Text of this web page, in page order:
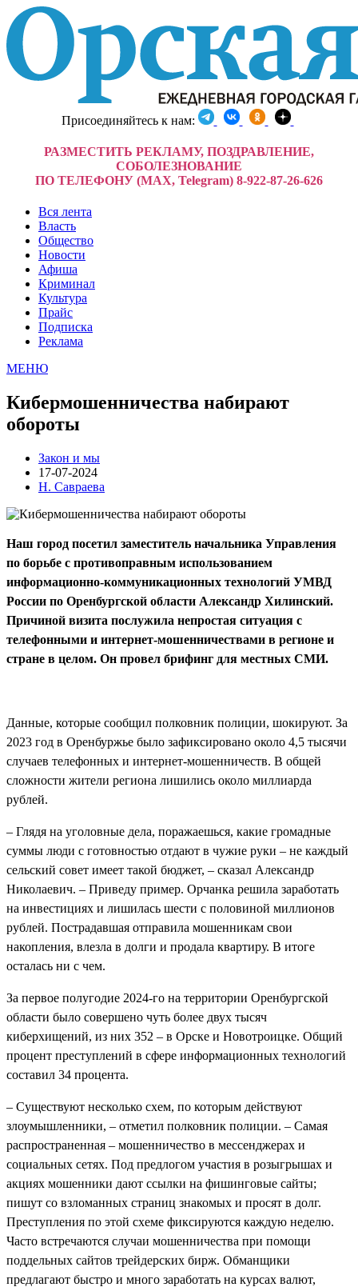
Присоединяйтесь к нам:
РАЗМЕСТИТЬ РЕКЛАМУ, ПОЗДРАВЛЕНИЕ,
СОБОЛЕЗНОВАНИЕ
ПО ТЕЛЕФОНУ (MAX, Telegram) 8-922-87-26-626
Вся лента
Власть
Общество
Новости
Афиша
Криминал
Культура
Прайс
Подписка
Реклама
МЕНЮ
Кибермошенничества набирают
обороты
Закон и мы
17-07-2024
Н. Савраева
Наш город посетил заместитель начальника Управления
по борьбе с противоправным использованием
информационно-коммуникационных технологий УМВД
России по Оренбургской области Александр Хилинский.
Причиной визита послужила непростая ситуация с
телефонными и интернет-мошенничествами в регионе и
стране в целом. Он провел брифинг для местных СМИ.
Данные, которые сообщил полковник полиции, шокируют. За
2023 год в Оренбуржье было зафиксировано около 4,5 тысячи
случаев телефонных и интернет-мошенничеств. В общей
сложности жители региона лишились около миллиарда
рублей.
– Глядя на уголовные дела, поражаешься, какие громадные
суммы люди с готовностью отдают в чужие руки – не каждый
сельский совет имеет такой бюджет, – сказал Александр
Николаевич. – Приведу пример. Орчанка решила заработать
на инвестициях и лишилась шести с половиной миллионов
рублей. Пострадавшая отправила мошенникам свои
накопления, влезла в долги и продала квартиру. В итоге
осталась ни с чем.
За первое полугодие 2024-го на территории Оренбургской
области было совершено чуть более двух тысяч
киберхищений, из них 352 – в Орске и Новотроицке. Общий
процент преступлений в сфере информационных технологий
составил 34 процента.
– Существуют несколько схем, по которым действуют
злоумышленники, – отметил полковник полиции. – Самая
распространенная – мошенничество в мессенджерах и
социальных сетях. Под предлогом участия в розыгрышах и
акциях мошенники дают ссылки на фишинговые сайты;
пишут со взломанных страниц знакомых и просят в долг.
Преступления по этой схеме фиксируются каждую неделю.
Часто встречаются случаи мошенничества при помощи
поддельных сайтов трейдерских бирж. Обманщики
предлагают быстро и много заработать на курсах валют,